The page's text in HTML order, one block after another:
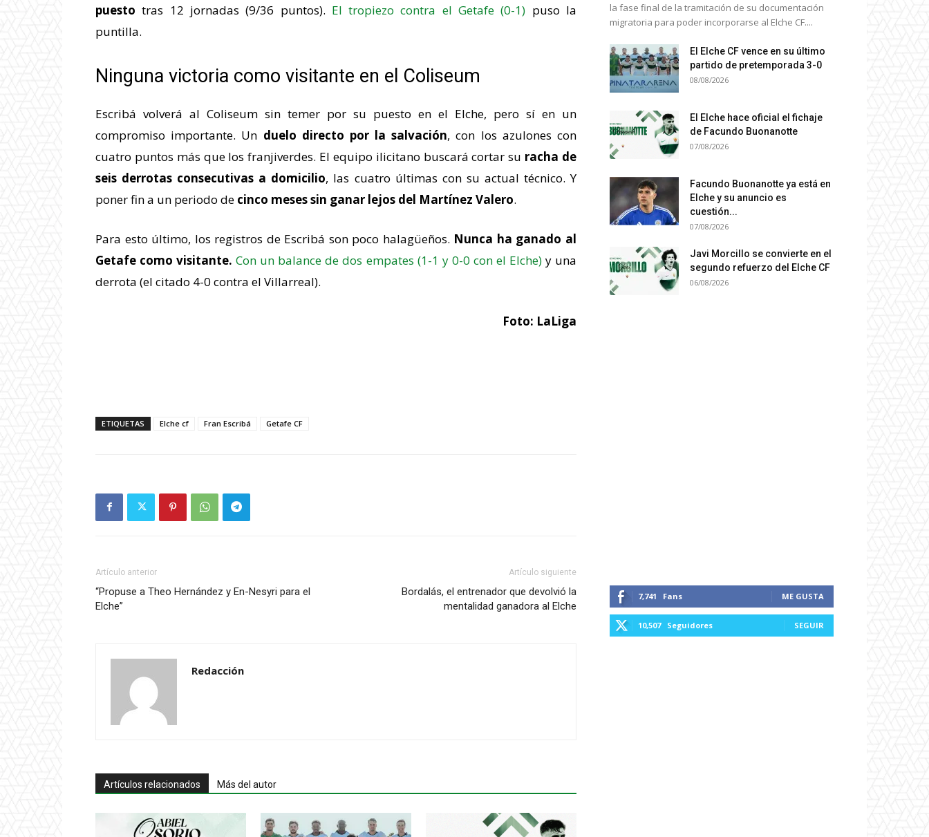
puesto tras 12 jornadas (9/36 puntos). El tropiezo contra el Getafe (0-1) puso la
puntilla.
Ninguna victoria como visitante en el Coliseum
Escribá volverá al Coliseum sin temer por su puesto en el Elche, pero sí en un
compromiso importante. Un duelo directo por la salvación, con los azulones con
cuatro puntos más que los franjiverdes. El equipo ilicitano buscará cortar su racha de
seis derrotas consecutivas a domicilio, las cuatro últimas con su actual técnico. Y
poner fin a un periodo de cinco meses sin ganar lejos del Martínez Valero.
Para esto último, los registros de Escribá son poco halagüeños. Nunca ha ganado al
Getafe como visitante. Con un balance de dos empates (1-1 y 0-0 con el Elche)y una
derrota (el citado 4-0 contra el Villarreal).
Foto: LaLiga
ETIQUETAS Elche cf Fran Escribá Getafe CF
Artículo anterior
“Propuse a Theo Hernández y En-Nesyri para el
Elche”
Artículo siguiente
Bordalás, el entrenador que devolvió la
mentalidad ganadora al Elche
Redacción
Artículos relacionados Más del autor
la fase final de la tramitación de su documentación
migratoria para poder incorporarse al Elche CF....
El Elche CF vence en su último
partido de pretemporada 3-0
08/08/2026
El Elche hace oficial el fichaje
de Facundo Buonanotte
07/08/2026
Facundo Buonanotte ya está en
Elche y su anuncio es
cuestión...
07/08/2026
Javi Morcillo se convierte en el
segundo refuerzo del Elche CF
06/08/2026
7,741 Fans ME GUSTA
10,507 Seguidores SEGUIR